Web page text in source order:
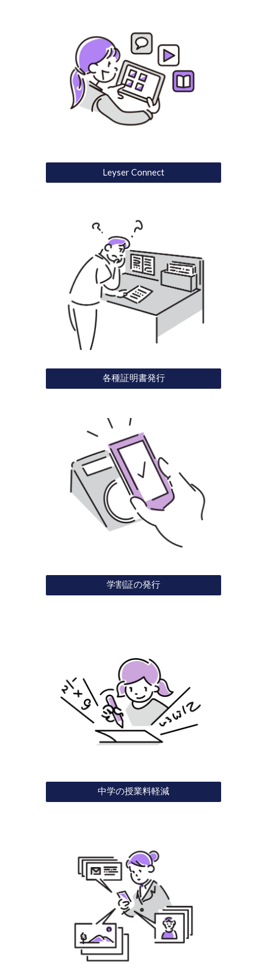
Leyser Connect
各種証明書発行
学割証の発行
中学の授業料軽減